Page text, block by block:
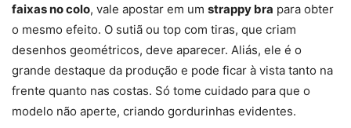
faixas no colo, vale apostar em um strappy bra para obter
o mesmo efeito. O sutiã ou top com tiras, que criam
desenhos geométricos, deve aparecer. Aliás, ele é o
grande destaque da produção e pode ficar à vista tanto na
frente quanto nas costas. Só tome cuidado para que o
modelo não aperte, criando gordurinhas evidentes.